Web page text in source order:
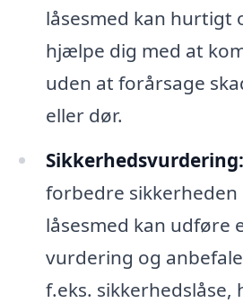
låsesmed kan hurtigt
hjælpe dig med at
uden at forårsage
eller dør.
Sikkerhedsvurdering:
forbedre sikkerheden
låsesmed kan udføre
vurdering og
f.eks. sikkerhedslåse,